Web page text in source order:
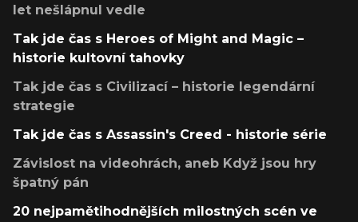
let nešlápnul vedle
Tak jde čas s Heroes of Might and Magic –
historie kultovní tahovky
Tak jde čas s Civilizací – historie legendární
strategie
Tak jde čas s Assassin's Creed - historie série
Závislost na videohrách, aneb Když jsou hry
špatný pán
20 nejpamětihodnějších milostných scén ve